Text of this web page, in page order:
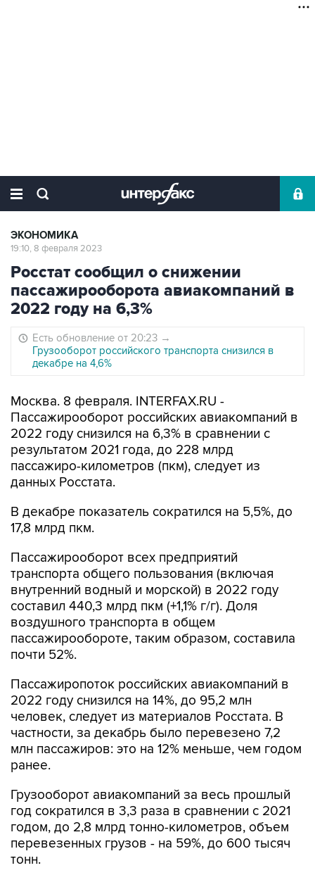
ЭКОНОМИКА
19:10, 8 февраля 2023
Росстат сообщил о снижении
пассажирооборота авиакомпаний в
2022 году на 6,3%
Есть обновление от 20:23 →
Грузооборот российского транспорта снизился в
декабре на 4,6%
Москва. 8 февраля. INTERFAX.RU -
Пассажирооборот российских авиакомпаний в
2022 году снизился на 6,3% в сравнении с
результатом 2021 года, до 228 млрд
пассажиро-километров (пкм), следует из
данных Росстата.
В декабре показатель сократился на 5,5%, до
17,8 млрд пкм.
Пассажирооборот всех предприятий
транспорта общего пользования (включая
внутренний водный и морской) в 2022 году
составил 440,3 млрд пкм (+1,1% г/г). Доля
воздушного транспорта в общем
пассажирообороте, таким образом, составила
почти 52%.
Пассажиропоток российских авиакомпаний в
2022 году снизился на 14%, до 95,2 млн
человек, следует из материалов Росстата. В
частности, за декабрь было перевезено 7,2
млн пассажиров: это на 12% меньше, чем годом
ранее.
Грузооборот авиакомпаний за весь прошлый
год сократился в 3,3 раза в сравнении с 2021
годом, до 2,8 млрд тонно-километров, объем
перевезенных грузов - на 59%, до 600 тысяч
тонн.